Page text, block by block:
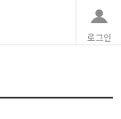
로그인